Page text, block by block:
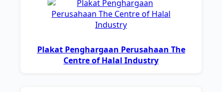
Plakat Penghargaan Perusahaan The
Centre of Halal Industry